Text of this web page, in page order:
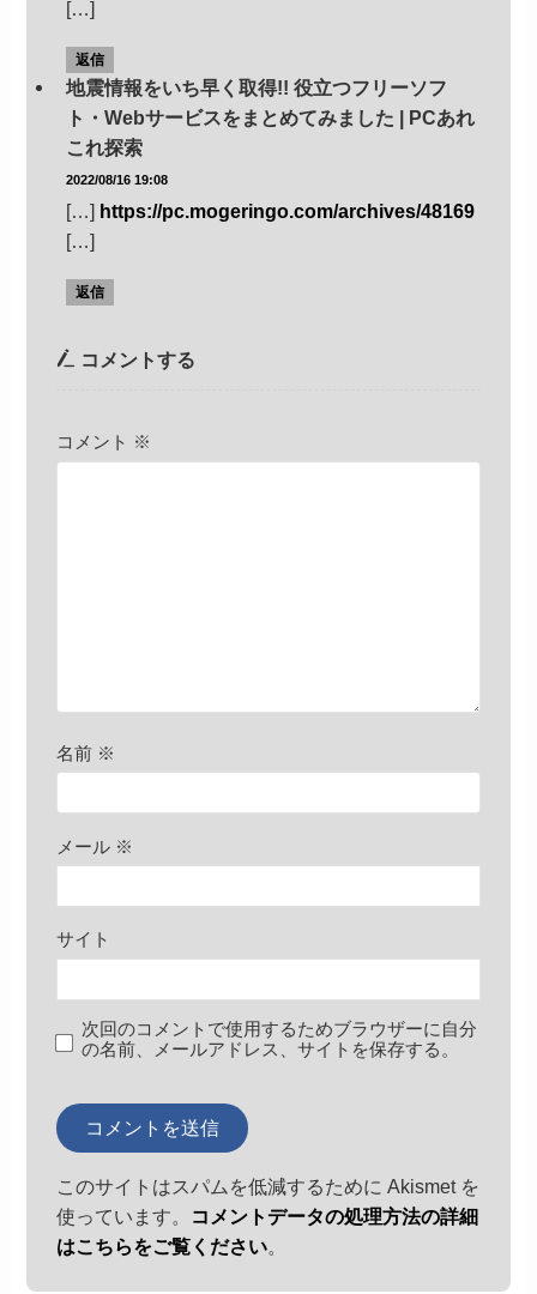
[…]
返信
地震情報をいち早く取得!! 役立つフリーソフ
ト・Webサービスをまとめてみました | PCあれ
これ探索
2022/08/16 19:08
[…] https://pc.mogeringo.com/archives/48169
[…]
返信
コメントする
コメント ※
名前 ※
メール ※
サイト
次回のコメントで使用するためブラウザーに自分
の名前、メールアドレス、サイトを保存する。
このサイトはスパムを低減するために Akismet を
使っています。
コメントデータの処理方法の詳細
はこちらをご覧ください。